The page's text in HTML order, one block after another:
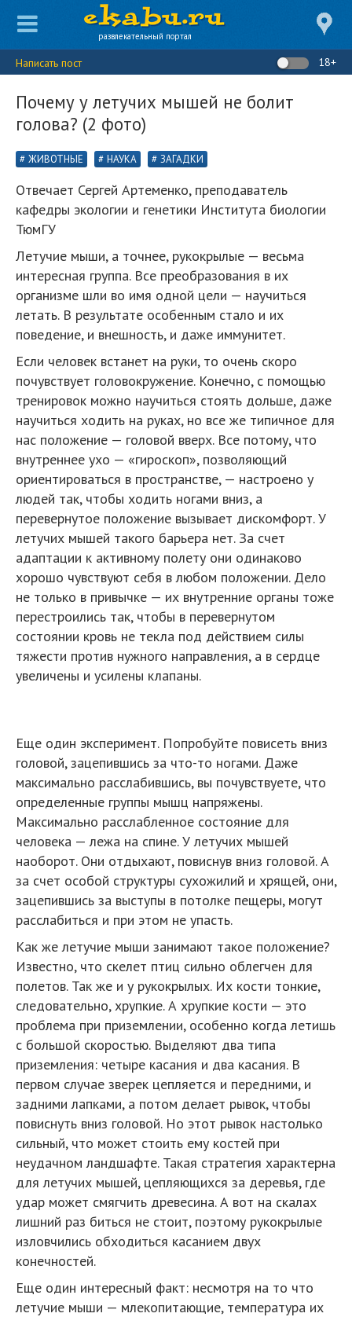
развлекательный портал
Написать пост 18+
Почему у летучих мышей не болит
голова? (2 фото)
ЖИВОТНЫЕ НАУКА ЗАГАДКИ
Отвечает Сергей Артеменко, преподаватель
кафедры экологии и генетики Института биологии
ТюмГУ
Летучие мыши, а точнее, рукокрылые — весьма
интересная группа. Все преобразования в их
организме шли во имя одной цели — научиться
летать. В результате особенным стало и их
поведение, и внешность, и даже иммунитет.
Если человек встанет на руки, то очень скоро
почувствует головокружение. Конечно, с помощью
тренировок можно научиться стоять дольше, даже
научиться ходить на руках, но все же типичное для
нас положение — головой вверх. Все потому, что
внутреннее ухо — «гироскоп», позволяющий
ориентироваться в пространстве, — настроено у
людей так, чтобы ходить ногами вниз, а
перевернутое положение вызывает дискомфорт. У
летучих мышей такого барьера нет. За счет
адаптации к активному полету они одинаково
хорошо чувствуют себя в любом положении. Дело
не только в привычке — их внутренние органы тоже
перестроились так, чтобы в перевернутом
состоянии кровь не текла под действием силы
тяжести против нужного направления, а в сердце
увеличены и усилены клапаны.
Еще один эксперимент. Попробуйте повисеть вниз
головой, зацепившись за что-то ногами. Даже
максимально расслабившись, вы почувствуете, что
определенные группы мышц напряжены.
Максимально расслабленное состояние для
человека — лежа на спине. У летучих мышей
наоборот. Они отдыхают, повиснув вниз головой. А
за счет особой структуры сухожилий и хрящей, они,
зацепившись за выступы в потолке пещеры, могут
расслабиться и при этом не упасть.
Как же летучие мыши занимают такое положение?
Известно, что скелет птиц сильно облегчен для
полетов. Так же и у рукокрылых. Их кости тонкие,
следовательно, хрупкие. А хрупкие кости — это
проблема при приземлении, особенно когда летишь
с большой скоростью. Выделяют два типа
приземления: четыре касания и два касания. В
первом случае зверек цепляется и передними, и
задними лапками, а потом делает рывок, чтобы
повиснуть вниз головой. Но этот рывок настолько
сильный, что может стоить ему костей при
неудачном ландшафте. Такая стратегия характерна
для летучих мышей, цепляющихся за деревья, где
удар может смягчить древесина. А вот на скалах
лишний раз биться не стоит, поэтому рукокрылые
изловчились обходиться касанием двух
конечностей.
Еще один интересный факт: несмотря на то что
летучие мыши — млекопитающие, температура их